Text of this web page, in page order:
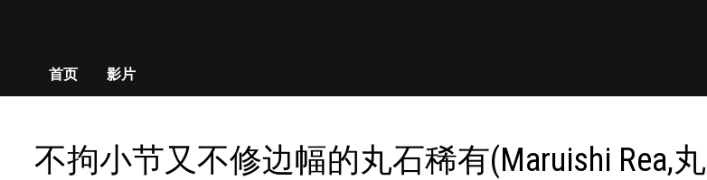
首页 影片
不拘小节又不修边幅的丸石稀有(Maruishi Rea,